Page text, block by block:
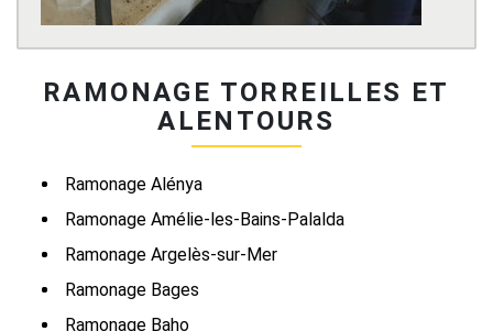
RAMONAGE TORREILLES ET
ALENTOURS
Ramonage Alénya
Ramonage Amélie-les-Bains-Palalda
Ramonage Argelès-sur-Mer
Ramonage Bages
Ramonage Baho